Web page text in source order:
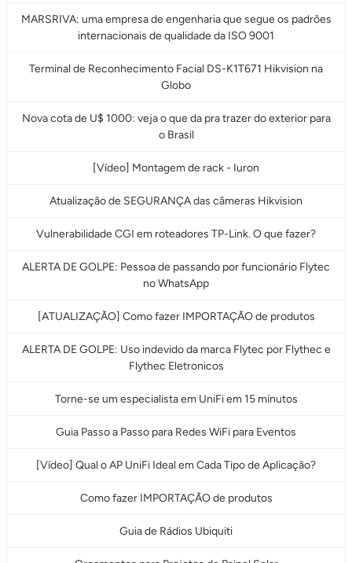
MARSRIVA: uma empresa de engenharia que segue os padrões
internacionais de qualidade da ISO 9001
Terminal de Reconhecimento Facial DS-K1T671 Hikvision na
Globo
Nova cota de U$ 1000: veja o que da pra trazer do exterior para
o Brasil
[Vídeo] Montagem de rack - Iuron
Atualização de SEGURANÇA das câmeras Hikvision
Vulnerabilidade CGI em roteadores TP-Link. O que fazer?
ALERTA DE GOLPE: Pessoa de passando por funcionário Flytec
no WhatsApp
[ATUALIZAÇÃO] Como fazer IMPORTAÇÃO de produtos
ALERTA DE GOLPE: Uso indevido da marca Flytec por Flythec e
Flythec Eletronicos
Torne-se um especialista em UniFi em 15 minutos
Guia Passo a Passo para Redes WiFi para Eventos
[Vídeo] Qual o AP UniFi Ideal em Cada Tipo de Aplicação?
Como fazer IMPORTAÇÃO de produtos
Guia de Rádios Ubiquiti